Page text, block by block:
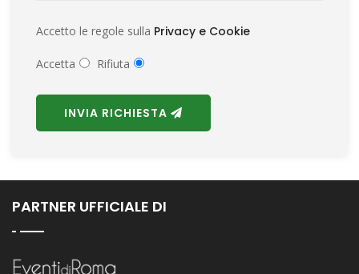
Accetto le regole sulla Privacy e Cookie
Accetta Rifiuta
INVIA RICHIESTA
PARTNER UFFICIALE DI